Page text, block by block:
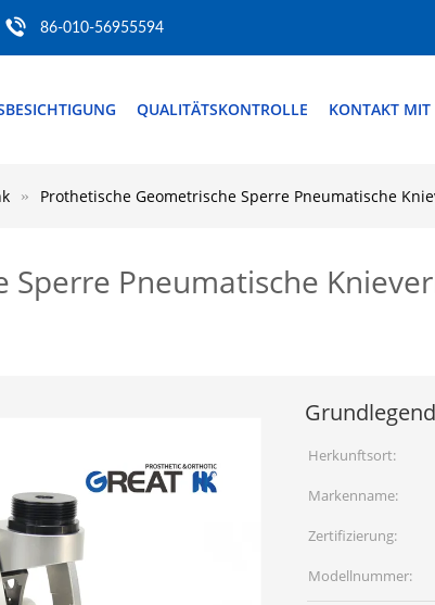
86-010-56955594
QUALITÄTSKONTROLLE KONTAKT MIT
Prothetische Geometrische Sperre Pneumatische
Sperre Pneumatische
Herkunftsort:
Markenname:
Zertifizierung:
Modellnummer: